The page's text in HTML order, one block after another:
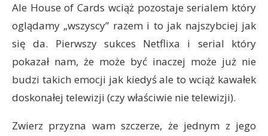
Ale House of Cards wciąż pozostaje serialem który
oglądamy „wszyscy” razem i to jak najszybciej jak
się da. Pierwszy sukces Netflixa i serial który
pokazał nam, że może być inaczej może już nie
budzi takich emocji jak kiedyś ale to wciąż kawałek
doskonałej telewizji (czy właściwie nie telewizji).
Zwierz przyzna wam szczerze, że jednym z jego